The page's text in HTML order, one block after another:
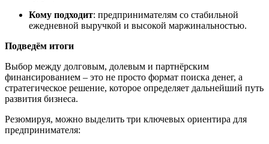
Кому подходит: предпринимателям со стабильной
ежедневной выручкой и высокой маржинальностью.
Подведём итоги
Выбор между долговым, долевым и партнёрским
финансированием – это не просто формат поиска денег, а
стратегическое решение, которое определяет дальнейший путь
развития бизнеса.
Резюмируя, можно выделить три ключевых ориентира для
предпринимателя: